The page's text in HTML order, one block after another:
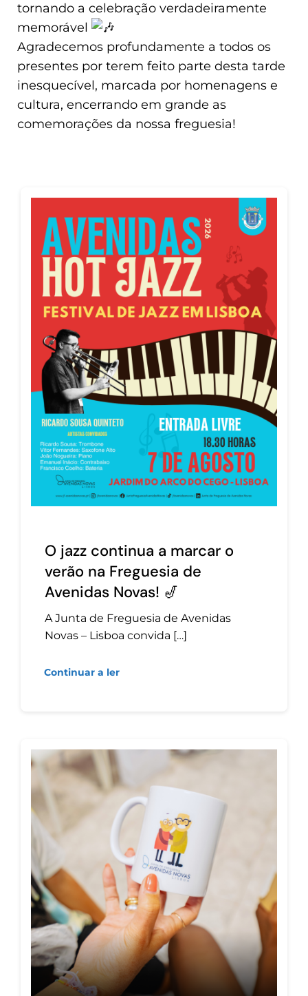
tornando a celebração verdadeiramente
memorável
Agradecemos profundamente a todos os
presentes por terem feito parte desta tarde
inesquecível, marcada por homenagens e
cultura, encerrando em grande as
comemorações da nossa freguesia!
O jazz continua a marcar o
verão na Freguesia de
Avenidas Novas! 🎷
A Junta de Freguesia de Avenidas
Novas – Lisboa convida […]
Continuar a ler